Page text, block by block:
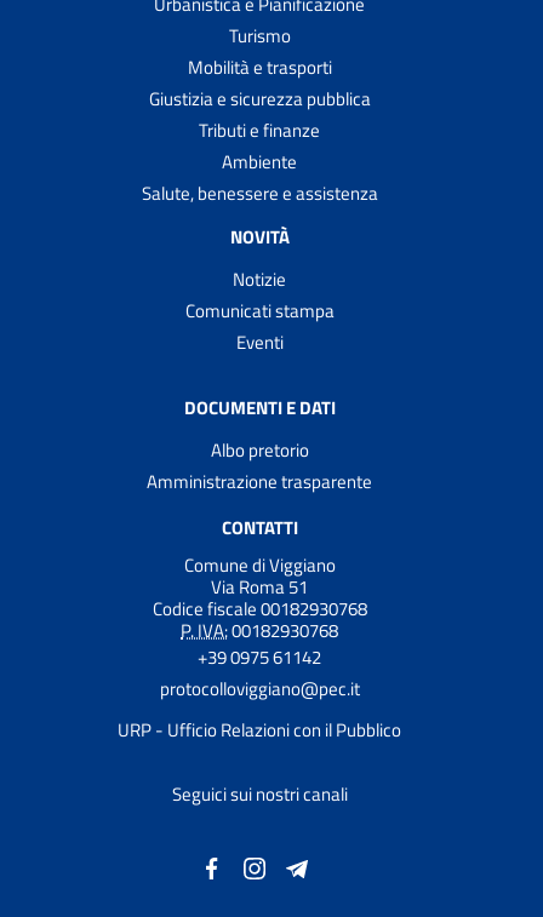
Turismo
Mobilità e trasporti
Giustizia e sicurezza pubblica
Tributi e finanze
Ambiente
Salute, benessere e assistenza
NOVITÀ
Notizie
Comunicati stampa
Eventi
DOCUMENTI E DATI
Albo pretorio
Amministrazione trasparente
CONTATTI
Comune di Viggiano
Via Roma 51
Codice fiscale 00182930768
P. IVA:00182930768
+39 0975 61142
protocolloviggiano@pec.it
URP - Ufficio Relazioni con il Pubblico
Seguici sui nostri canali